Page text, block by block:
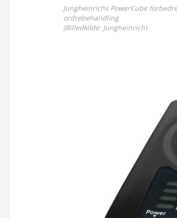
Jungheinrichs PowerCube
ordrebehandling
(Billedkilde: Jungheinrich)